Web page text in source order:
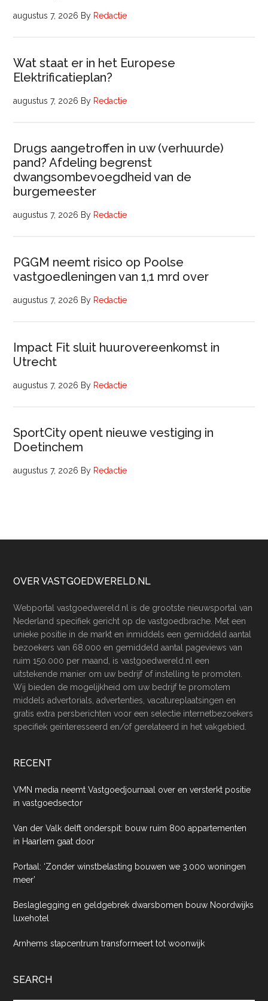
augustus 7, 2026 By Redactie
Wat staat er in het Europese
Elektrificatieplan?
augustus 7, 2026 By Redactie
Drugs aangetroffen in uw (verhuurde)
pand? Afdeling begrenst
dwangsombevoegdheid van de
burgemeester
augustus 7, 2026 By Redactie
PGGM neemt risico op Poolse
vastgoedleningen van 1,1 mrd over
augustus 7, 2026 By Redactie
Impact Fit sluit huurovereenkomst in
Utrecht
augustus 7, 2026 By Redactie
SportCity opent nieuwe vestiging in
Doetinchem
augustus 7, 2026 By Redactie
Footer
OVER VASTGOEDWERELD.NL
Webportal vastgoedwereld.nl is de grootste nieuwsportal van
Nederland specifiek gericht op de vastgoedbrache. Met een
unieke positie in de markt en inmiddels een gemiddeld aantal
bezoekers van 68.000 en gemiddeld aantal pageviews van
ruim 150.000 per maand, is vastgoedwereld.nl een
uitstekende manier om uw bedrijf of instelling te promoten.
Wij bieden de mogelijkheid om uw bedrijf te promotem
middels advertorials, advertenties, vacatureplaatsingen en
gratis extra persberichten voor een selectie internetbezoekers
specifiek geïnteresseerd en/of gerelateerd in het vakgebied.
RECENT
VMN media neemt Vastgoedjournaal over en versterkt positie
in vastgoedsector
Van der Valk delft onderspit: bouw ruim 800 appartementen
in Haarlem gaat door
Portaal: ‘Zonder winstbelasting bouwen we 3.000 woningen
meer’
Beslaglegging en geldgebrek dwarsbomen bouw Noordwijks
luxehotel
Arnhems stapcentrum transformeert tot woonwijk
SEARCH